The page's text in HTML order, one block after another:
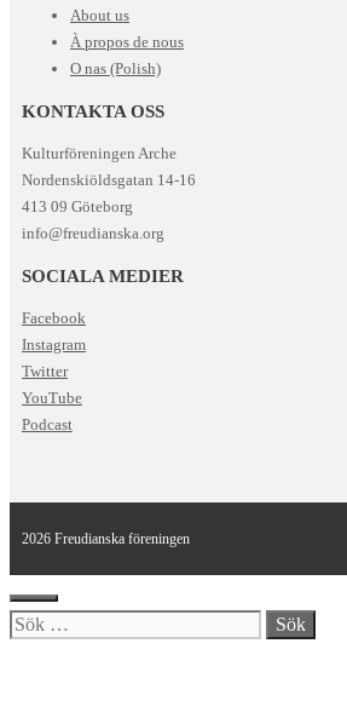
About us
À propos de nous
O nas (Polish)
KONTAKTA OSS
Kulturföreningen Arche
Nordenskiöldsgatan 14-16
413 09 Göteborg
info@freudianska.org
SOCIALA MEDIER
Facebook
Instagram
Twitter
YouTube
Podcast
2026 Freudianska föreningen
Stäng
Sök